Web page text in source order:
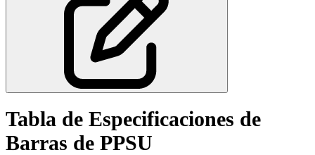
Tabla de Especificaciones de
Barras de PPSU